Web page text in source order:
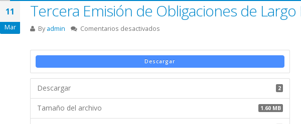
11
Mar
Tercera Emisión de Obligaciones de Largo
By admin Comentarios desactivados
Emisión
de
Obligaciones
Descargar
Descargar 2
Tamaño del archivo 1.60 MB